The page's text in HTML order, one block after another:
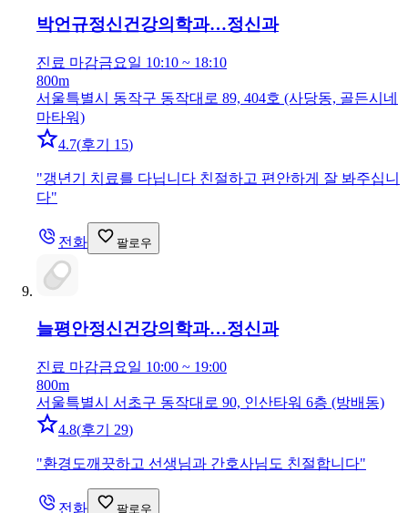
박언규정신건강의학과…정신과
진료 마감금요일 10:10 ~ 18:10
800m
서울특별시 동작구 동작대로 89, 404호 (사당동, 골든시네
마타워)
4.7(후기 15)
"갱년기 치료를 다닙니다 친절하고 편안하게 잘 봐주십니
다"
전화 팔로우
늘평안정신건강의학과…정신과
진료 마감금요일 10:00 ~ 19:00
800m
서울특별시 서초구 동작대로 90, 인산타워 6층 (방배동)
4.8(후기 29)
"환경도깨끗하고 선생님과 간호사님도 친절합니다"
전화 팔로우